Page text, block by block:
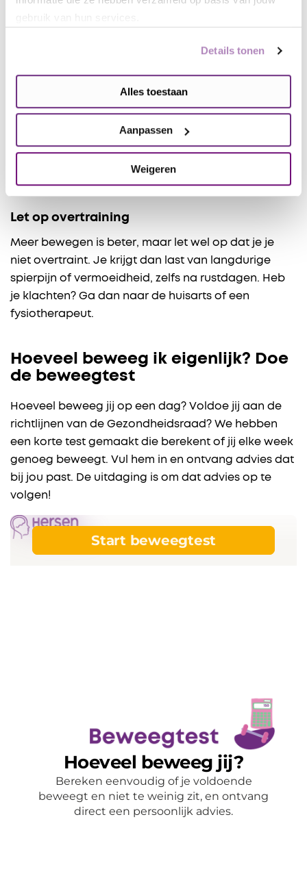
gebruik van hun services.
Details tonen
Alles toestaan
Aanpassen
Weigeren
je hersenen ​en je lichaam ​gezond te houden.
Dagelijks een half uurtje stevig wandelen of fietsen
bewegen is ​​beter. Of dit nu vaker, langer, of
intensiever is. Bewegen heeft altijd positieve
effecten op de gezondheid, ook wanneer je minder
beweegt dan de adviezen. De allereerste stap van
‘helemaal niet bewegen’ naar ‘een beetje meer
bewegen’ zorgt voor de grootste
gezondheidswinst.
Let op overtraining
Meer bewegen is beter, maar let wel op dat je je
niet overtraint. Je krijgt dan last van langdurige
spierpijn of vermoeidheid, zelfs na rustdagen. Heb
je klachten? Ga dan naar de huisarts of een
fysiotherapeut.
Hoeveel beweeg ik eigenlijk? Doe
de beweegtest
Hoeveel beweeg jij op een dag? Voldoe jij aan de
richtlijnen van de Gezondheidsraad? We hebben
een korte test gemaakt die berekent of jij elke week
genoeg beweegt. Vul hem in en ontvang advies dat
bij jou past. De uitdaging is om dat advies op te
volgen!